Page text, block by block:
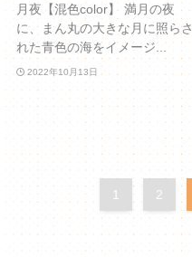
月夜【混色color】 満月の夜
に、まん丸の大きな月に照らさ
れた青色の海をイメージ...
2022年10月13日
1 2